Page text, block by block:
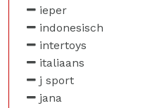
ieper
indonesisch
intertoys
italiaans
j sport
jana